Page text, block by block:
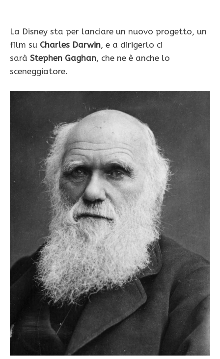
La Disney sta per lanciare un nuovo progetto, un
film su Charles Darwin, e a dirigerlo ci
sarà Stephen Gaghan, che ne è anche lo
sceneggiatore.